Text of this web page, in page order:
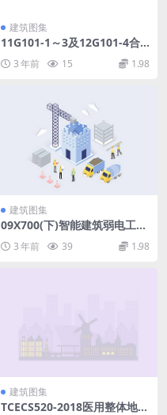
建筑图集
11G101-1～3及12G101-4合
3 年前 15 1.98
建筑图集
09X700(下)智能建筑弱电工程
黑白、OCR可搜索）(62MB).p
3 年前 39 1.98
建筑图集
TCECS520-2018医用整体地坪